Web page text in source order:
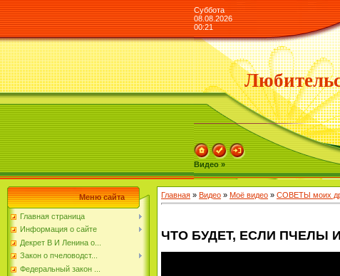
Суббота
08.08.2026
00:21
Видео »
Меню сайта
Главная страница
Информация о сайте
Декрет В И Ленина о...
Закон о пчеловодст...
Федеральный закон ...
Главная » Видео » Моё видео » СОВЕТЫ моих
ЧТО БУДЕТ, ЕСЛИ ПЧЕЛЫ